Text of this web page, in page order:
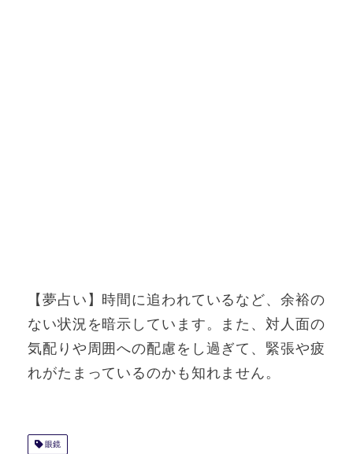
【夢占い】時間に追われているなど、余裕の
ない状況を暗示しています。また、対人面の
気配りや周囲への配慮をし過ぎて、緊張や疲
れがたまっているのかも知れません。
眼鏡